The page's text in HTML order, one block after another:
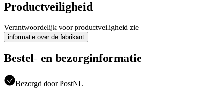
Productveiligheid
Verantwoordelijk voor productveiligheid zie
informatie over de fabrikant
Bestel- en bezorginformatie
Bezorgd door PostNL